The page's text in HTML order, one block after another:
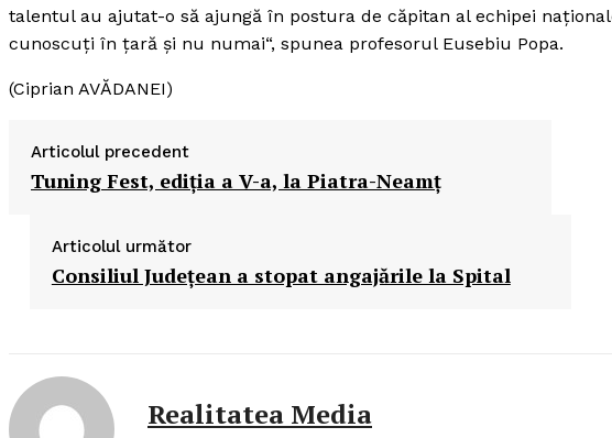
talentul au ajutat-o să ajungă în postura de căpitan al echipei
cunoscuţi în ţară şi nu numai“, spunea profesorul Eusebiu Popa.
(Ciprian AVĂDANEI)
Articolul precedent
Tuning Fest, ediţia a V-a, la Piatra-Neamţ
Articolul următor
Consiliul Judeţean a stopat angajările la Spital
Realitatea Media